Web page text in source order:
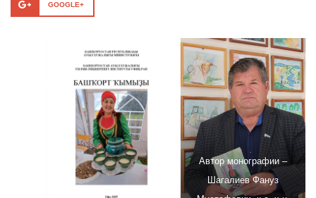
GOOGLE+
Автор монографии –
Шагалиев Фануз